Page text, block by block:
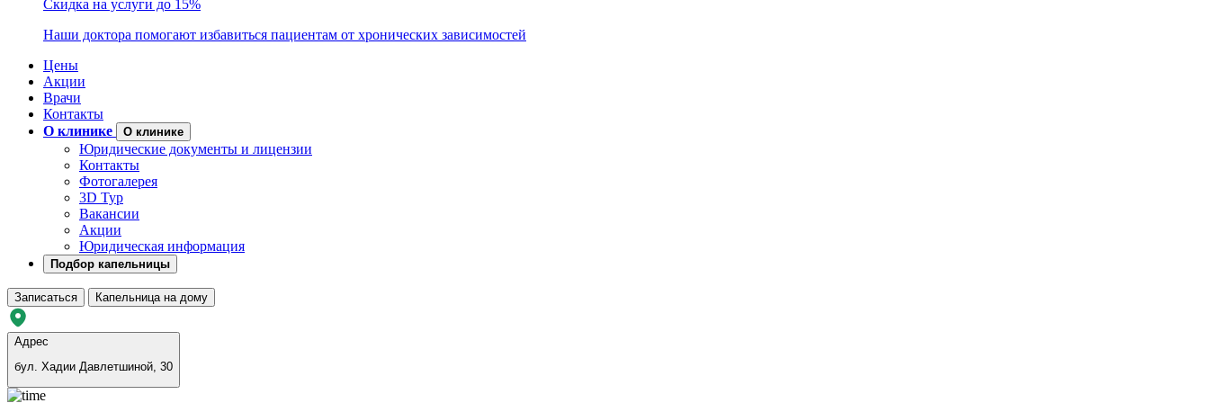
Скидка на услуги до 15%
Наши доктора помогают избавиться пациентам от хронических зависимостей
Цены
Акции
Врачи
Контакты
О клинике
О клинике
Юридические документы и лицензии
Контакты
Фотогалерея
3D Тур
Вакансии
Акции
Юридическая информация
Подбор капельницы
Записаться Капельница на дому
Адрес
бул. Хадии Давлетшиной, 30